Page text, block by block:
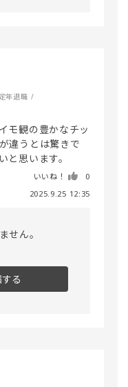
年退職
モ観の豊かなチッ
違うとは驚きで
と思います。
いいね！
0
2025.9.25 12:35
せん。
る